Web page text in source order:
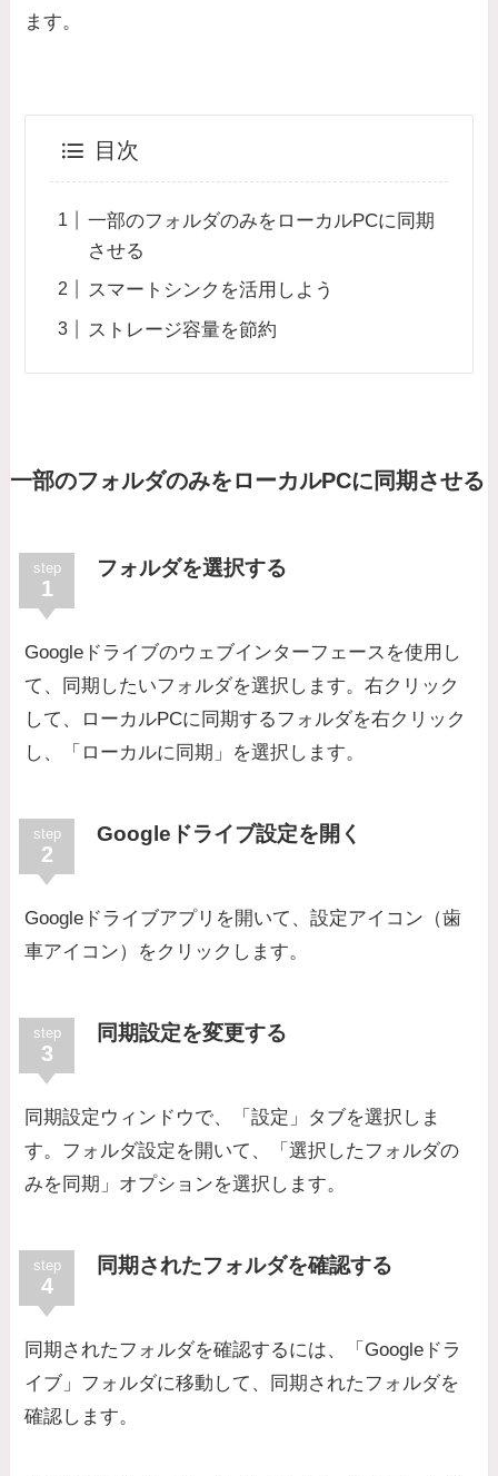
ます。
目次
一部のフォルダのみをローカルPCに同期
させる
スマートシンクを活用しよう
ストレージ容量を節約
一部のフォルダのみをローカルPCに同期させる
step
1
フォルダを選択する
Googleドライブのウェブインターフェースを使用し
て、同期したいフォルダを選択します。右クリック
して、ローカルPCに同期するフォルダを右クリック
し、「ローカルに同期」を選択します。
step
2
Googleドライブ設定を開く
Googleドライブアプリを開いて、設定アイコン（歯
車アイコン）をクリックします。
step
3
同期設定を変更する
同期設定ウィンドウで、「設定」タブを選択しま
す。フォルダ設定を開いて、「選択したフォルダの
みを同期」オプションを選択します。
step
4
同期されたフォルダを確認する
同期されたフォルダを確認するには、「Googleドラ
イブ」フォルダに移動して、同期されたフォルダを
確認します。